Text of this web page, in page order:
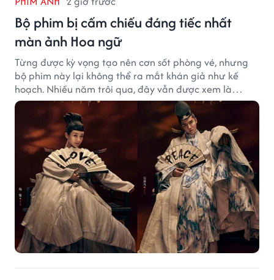
Bộ phim bị cấm chiếu đáng tiếc nhất
màn ảnh Hoa ngữ
Từng được kỳ vọng tạo nên cơn sốt phòng vé, nhưng
bộ phim này lại không thể ra mắt khán giả như kế
hoạch. Nhiều năm trôi qua, đây vẫn được xem là
trường hợp đáng tiếc bậc nhất của màn ảnh Hoa ngữ.